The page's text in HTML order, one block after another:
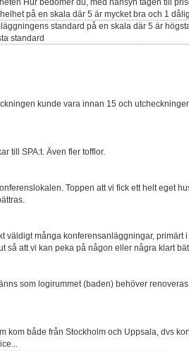
Hur bedömer du, med hänsyn tagen till
på en skala där 5 är mycket bra och 1
standard på en skala där 5 är
standard
kunde vara innan 15 och
till SPA:t. Även fler tofflor.
Toppen att vi fick ett helt eget
väldigt många konferensanläggningar, primärt
så att vi kan peka på någon eller några klart
som logirummet (baden) behöver
kom både från Stockholm och Uppsala, dvs